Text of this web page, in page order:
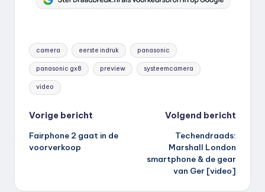
Tags:
camera eerste indruk panasonic
panasonic gx8 preview systeemcamera
video
Bericht
navigatie
Vorige bericht
Fairphone 2 gaat in de
voorverkoop
Volgend bericht
Techendraads:
Marshall London
smartphone & de gear
van Ger [video]